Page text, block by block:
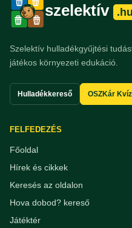
szelektív .hu
Szelektív hulladékgyűjtési
játékos környezeti edukáció.
Hulladékkereső OSZKár Kvíz
FELFEDEZÉS
Főoldal
Hírek és cikkek
Keresés az oldalon
Hova dobod? kereső
Játéktér